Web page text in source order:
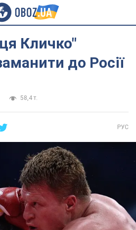
Кличко"
до Росії
58,4 т.
РУС